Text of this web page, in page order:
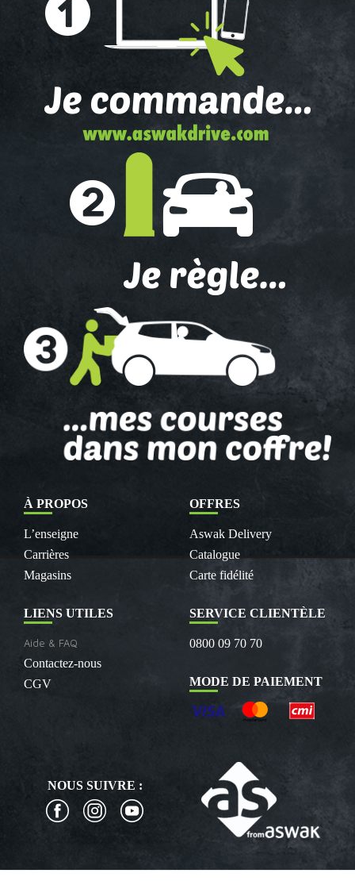
À PROPOS
L’enseigne
Carrières
Magasins
OFFRES
Aswak Delivery
Catalogue
Carte fidélité
LIENS UTILES
Aide & FAQ
Contactez-nous
CGV
SERVICE CLIENTÈLE
0800 09 70 70
MODE DE PAIEMENT
NOUS SUIVRE :